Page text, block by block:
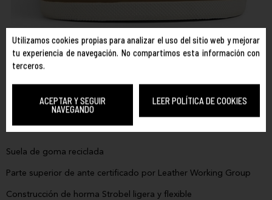
Utilizamos cookies propias para analizar el uso del sitio web y mejorar
tu experiencia de navegación. No compartimos esta información con
terceros.
ACEPTAR Y SEGUIR
NAVEGANDO
LEER POLÍTICA DE COOKIES
TOPAZ C3 3.0
ELEMENT REF. ELYS300040
TALLA:
43
COLOR:CAMEL
Suela de goma reciclada
Parte superior de ante certificado por Leather Working Group
Construcción de horma Strobel ligera y flexible